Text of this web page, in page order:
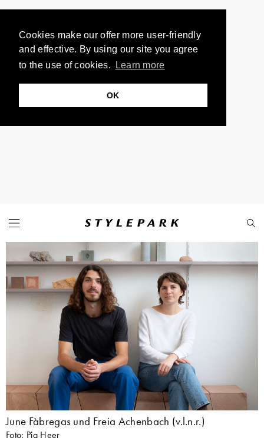
Cookies make our offer more user-friendly
and effective. By using our site you agree
to the use of cookies.
Learn more
OK
June Fàbregas und Freia Achenbach (v.l.n.r.)
Foto: Pia Heer